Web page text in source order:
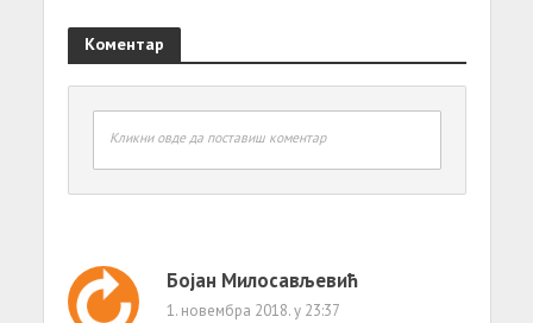
Коментар
Кликни овде да поставиш коментар
Бојан Милосављевић
1. новембра 2018. у 23:37